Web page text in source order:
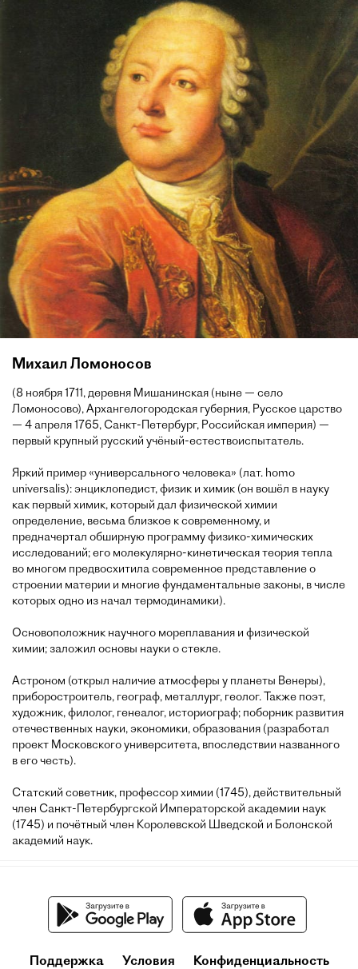
Михаил Ломоносов
(8 ноября 1711, деревня Мишанинская (ныне — село
Ломоносово), Архангелогородская губерния, Русское царство
— 4 апреля 1765, Санкт-Петербург, Российская империя) —
первый крупный русский учёный-естествоиспытатель.
Яркий пример «универсального человека» (лат. homo
universalis): энциклопедист, физик и химик (он вошёл в науку
как первый химик, который дал физической химии
определение, весьма близкое к современному, и
предначертал обширную программу физико-химических
исследований; его молекулярно-кинетическая теория тепла
во многом предвосхитила современное представление о
строении материи и многие фундаментальные законы, в числе
которых одно из начал термодинамики).
Основоположник научного мореплавания и физической
химии; заложил основы науки о стекле.
Астроном (открыл наличие атмосферы у планеты Венеры),
приборостроитель, географ, металлург, геолог. Также поэт,
художник, филолог, генеалог, историограф; поборник развития
отечественных науки, экономики, образования (разработал
проект Московского университета, впоследствии названного
в его честь).
Статский советник, профессор химии (1745), действительный
член Санкт-Петербургской Императорской академии наук
(1745) и почётный член Королевской Шведской и Болонской
академий наук.
Поддержка Условия Конфиденциальность